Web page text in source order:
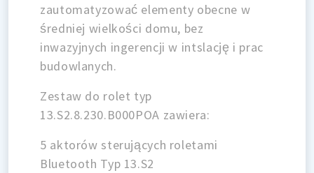
zautomatyzować elementy obecne w
średniej wielkości domu, bez
inwazyjnych ingerencji w intslację i prac
budowlanych.
Zestaw do rolet typ
13.S2.8.230.B000POA zawiera:
5 aktorów sterujących roletami
Bluetooth Typ 13.S2